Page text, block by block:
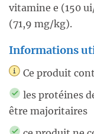
vitamine e (150
(71,9 mg/kg).
Informations
Ce produit
les protéines
être majoritaires